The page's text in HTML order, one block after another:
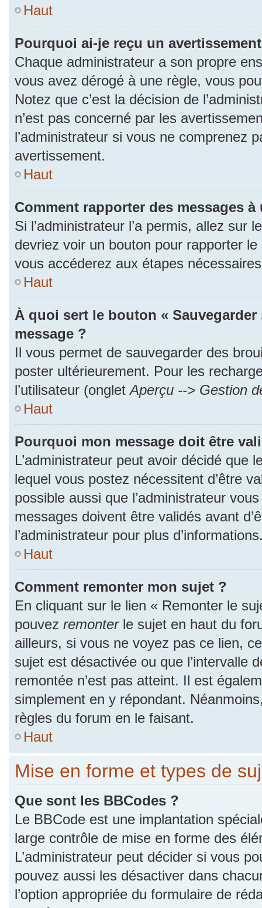
Haut
Pourquoi ai-je reçu un
Chaque administrateur a son propre
vous avez dérogé à une règle, vous
Notez que c’est la décision de
n’est pas concerné par les
l’administrateur si vous ne comprenez
avertissement.
Haut
Comment rapporter des messages
Si l’administrateur l’a permis, allez sur
devriez voir un bouton pour rapporter
vous accéderez aux étapes
Haut
À quoi sert le bouton «
message ?
Il vous permet de sauvegarder des
poster ultérieurement. Pour les
l’utilisateur (ongletAperçu --> Gestion
Haut
Pourquoi mon message doit être
L’administrateur peut avoir décidé que
lequel vous postez nécessitent d’être
possible aussi que l’administrateur
messages doivent être validés avant
l’administrateur pour plus
Haut
Comment remonter mon sujet ?
En cliquant sur le lien « Remonter le
pouvez remonterle sujet en haut du
ailleurs, si vous ne voyez pas ce lien,
sujet est désactivée ou que l’intervalle
remontée n’est pas atteint. Il est
simplement en y répondant.
règles du forum en le faisant.
Haut
Mise en forme et types de
Que sont les BBCodes ?
Le BBCode est une implantation
large contrôle de mise en forme des
L’administrateur peut décider si vous
pouvez aussi les désactiver dans
l’option appropriée du formulaire de